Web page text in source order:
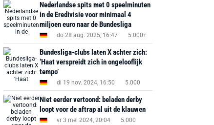
Nederlandse spits met 0 speelminuten
in de Eredivisie voor minimaal 4
miljoen euro naar de Bundesliga
do 28 aug. 2025, 16:47 5.000+
Bundesliga-clubs laten X achter zich:
‘Haat verspreidt zich in ongelooflijk
tempo’
di 19 nov. 2024, 16:50 5.000
Niet eerder vertoond: beladen derby
loopt voor de aftrap al uit de klauwen
vr 3 mei 2024, 20:04 5.000